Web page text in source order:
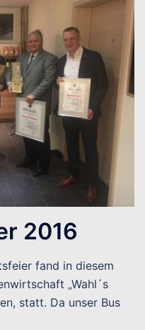
2016
fand in diesem
„Wahl´s
statt. Da unser Bus